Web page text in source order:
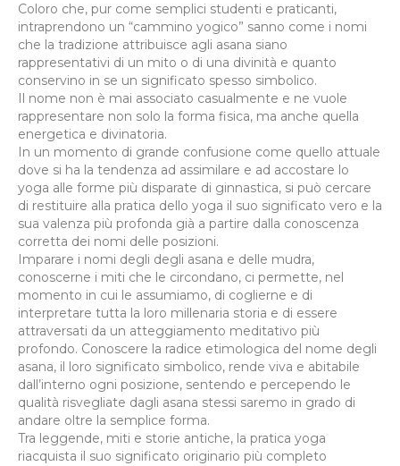
Coloro che, pur come semplici studenti e praticanti,
intraprendono un “cammino yogico” sanno come i nomi
che la tradizione attribuisce agli asana siano
rappresentativi di un mito o di una divinità e quanto
conservino in se un significato spesso simbolico.
Il nome non è mai associato casualmente e ne vuole
rappresentare non solo la forma fisica, ma anche quella
energetica e divinatoria.
In un momento di grande confusione come quello attuale
dove si ha la tendenza ad assimilare e ad accostare lo
yoga alle forme più disparate di ginnastica, si può cercare
di restituire alla pratica dello yoga il suo significato vero e la
sua valenza più profonda già a partire dalla conoscenza
corretta dei nomi delle posizioni.
Imparare i nomi degli degli asana e delle mudra,
conoscerne i miti che le circondano, ci permette, nel
momento in cui le assumiamo, di coglierne e di
interpretare tutta la loro millenaria storia e di essere
attraversati da un atteggiamento meditativo più
profondo. Conoscere la radice etimologica del nome degli
asana, il loro significato simbolico, rende viva e abitabile
dall’interno ogni posizione, sentendo e percependo le
qualità risvegliate dagli asana stessi saremo in grado di
andare oltre la semplice forma.
Tra leggende, miti e storie antiche, la pratica yoga
riacquista il suo significato originario più completo